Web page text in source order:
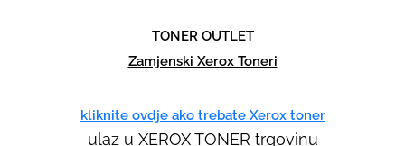
TONER OUTLET
Zamjenski Xerox Toneri
kliknite ovdje ako trebate Xerox toner
ulaz u XEROX TONER trgovinu